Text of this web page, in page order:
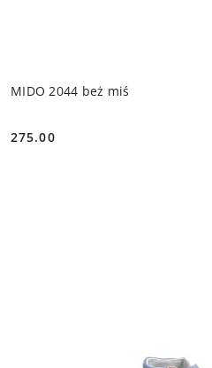
MIDO 2044 beż miś
Cena:
275.00